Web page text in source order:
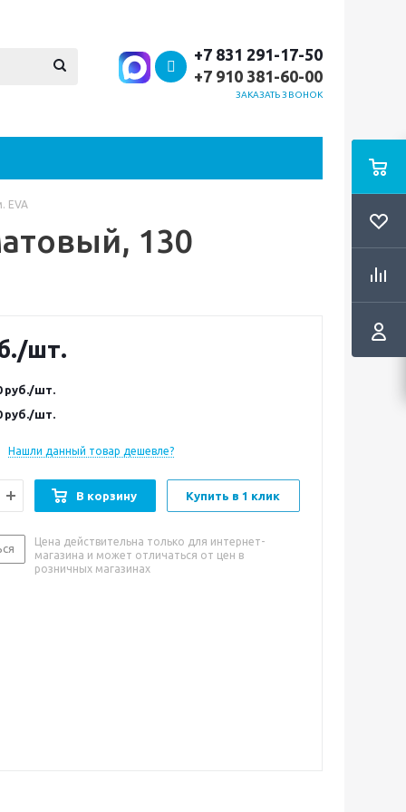
+7 831 291-17-50
+7 910 381-60-00
ЗАКАЗАТЬ ЗВОНОК
EVA
130
/шт.
руб./шт.
руб./шт.
Нашли данный товар дешевле?
В корзину Купить в 1 клик
Цена действительна только для интернет-
магазина и может отличаться от цен в
розничных магазинах